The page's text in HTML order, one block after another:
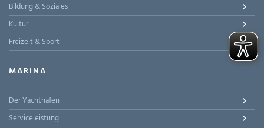
Bildung & Soziales
Kultur
Freizeit & Sport
MARINA
Der Yachthafen
Serviceleistung